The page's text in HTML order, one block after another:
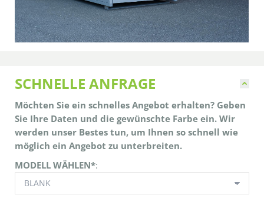
SCHNELLE ANFRAGE
Möchten Sie ein schnelles Angebot erhalten? Geben
Sie Ihre Daten und die gewünschte Farbe ein. Wir
werden unser Bestes tun, um Ihnen so schnell wie
möglich ein Angebot zu unterbreiten.
MODELL WÄHLEN*: